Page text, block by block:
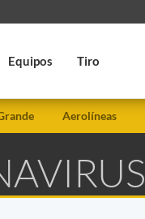
Equipos Tiro
Aerolíneas